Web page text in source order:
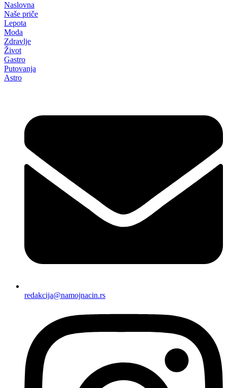
Naslovna
Naše priče
Lepota
Moda
Zdravlje
Život
Gastro
Putovanja
Astro
redakcija@namojnacin.rs